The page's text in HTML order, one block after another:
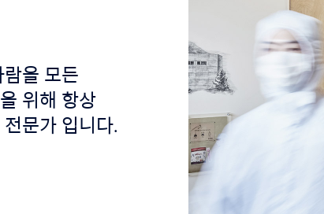
을 모든
위해 항상
문가 입니다.